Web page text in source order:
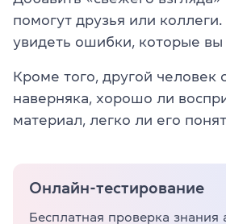
помогут друзья или
увидеть ошибки, которые вы
Кроме того, другой человек
наверняка, хорошо ли
материал, легко ли его
Онлайн-тестирование
Бесплатная проверка знания